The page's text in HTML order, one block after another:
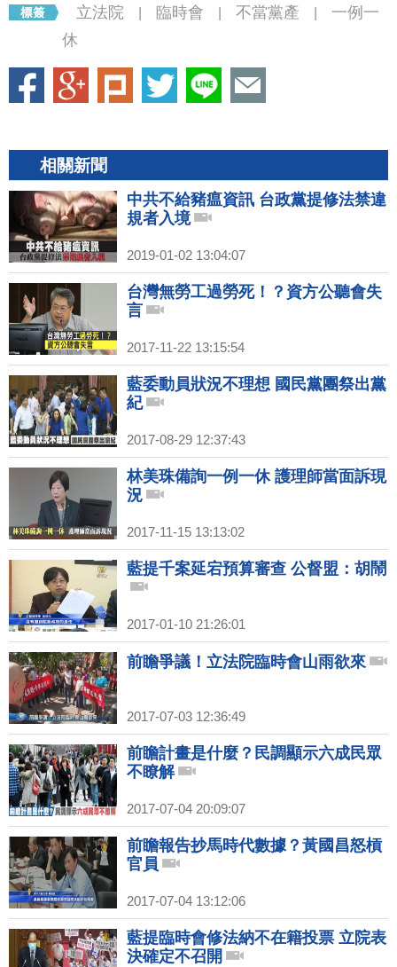
立法院 臨時會 不當黨產
一例一
休
相關新聞
中共不給豬瘟資訊 台政黨提修法禁違
規者入境
2019-01-02 13:04:07
台灣無勞工過勞死！？資方公聽會失
言
2017-11-22 13:15:54
藍委動員狀況不理想 國民黨團祭出黨
紀
2017-08-29 12:37:43
林美珠備詢一例一休 護理師當面訴現
況
2017-11-15 13:13:02
藍提千案延宕預算審查 公督盟：胡鬧
2017-01-10 21:26:01
前瞻爭議！立法院臨時會山雨欲來
2017-07-03 12:36:49
前瞻計畫是什麼？民調顯示六成民眾
不瞭解
2017-07-04 20:09:07
前瞻報告抄馬時代數據？黃國昌怒槓
官員
2017-07-04 13:12:06
藍提臨時會修法納不在籍投票 立院表
決確定不召開